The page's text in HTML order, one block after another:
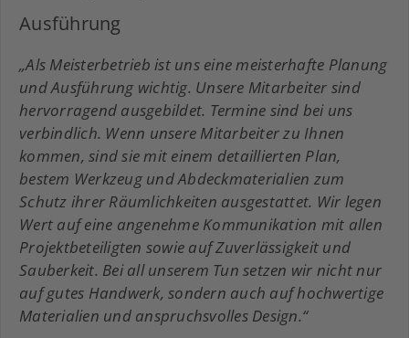
Ausführung
„Als Meisterbetrieb ist uns eine meisterhafte Planung
und Ausführung wichtig. Unsere Mitarbeiter sind
hervorragend ausgebildet. Termine sind bei uns
verbindlich. Wenn unsere Mitarbeiter zu Ihnen
kommen, sind sie mit einem detaillierten Plan,
bestem Werkzeug und Abdeckmaterialien zum
Schutz ihrer Räumlichkeiten ausgestattet. Wir legen
Wert auf eine angenehme Kommunikation mit allen
Projektbeteiligten sowie auf Zuverlässigkeit und
Sauberkeit. Bei all unserem Tun setzen wir nicht nur
auf gutes Handwerk, sondern auch auf hochwertige
Materialien und anspruchsvolles Design.“